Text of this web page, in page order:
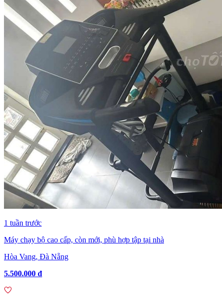
1 tuần trước
Máy chạy bộ cao cấp, còn mới, phù hợp tập tại nhà
Hòa Vang, Đà Nẵng
5.500.000 đ